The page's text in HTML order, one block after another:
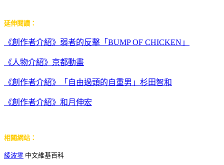
延伸閱讀：
《創作者介紹》弱者的反擊「BUMP OF CHICKEN」
《人物介紹》京都動畫
《創作者介紹》「自由過頭的自重男」杉田智和
《創作者介紹》和月伸宏
相關網站：
綾波零 中文維基百科